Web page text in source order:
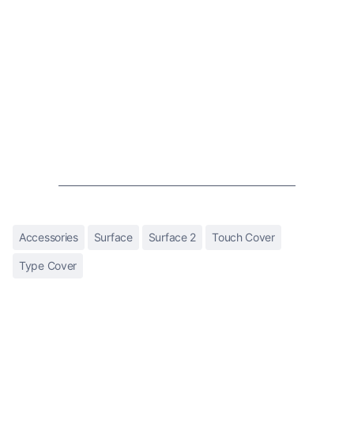
Accessories Surface Surface 2 Touch Cover
Type Cover